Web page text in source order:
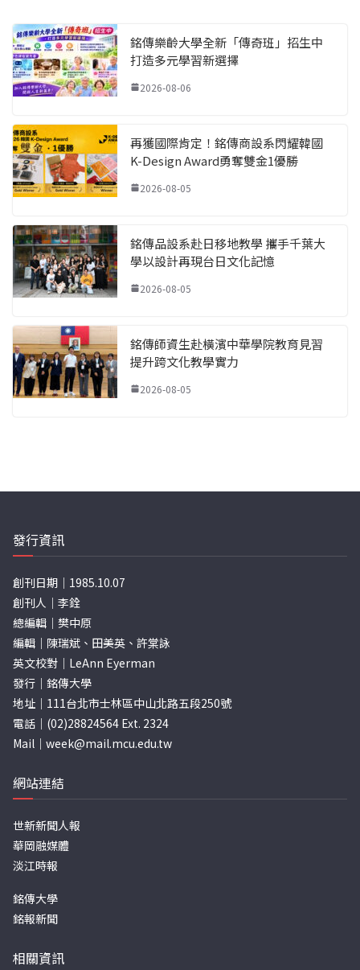
銘傳樂齡大學全新「傳奇班」招生中
打造多元學習新選擇
2026-08-06
再獲國際肯定！銘傳商設系閃耀韓國
K-Design Award勇奪雙金1優勝
2026-08-05
銘傳品設系赴日移地教學 攜手千葉大
學以設計再現台日文化記憶
2026-08-05
銘傳師資生赴橫濱中華學院教育見習
提升跨文化教學實力
2026-08-05
發行資訊
創刊日期｜1985.10.07
創刊人｜李銓
總編輯｜樊中原
編輯｜陳瑞斌、田美英、許棠詠
英文校對｜LeAnn Eyerman
發行｜銘傳大學
地址｜111台北市士林區中山北路五段250號
電話｜(02)28824564 Ext. 2324
Mail｜ week@mail.mcu.edu.tw
網站連結
世新新聞人報
華岡融媒體
淡江時報
銘傳大學
銘報新聞
相關資訊